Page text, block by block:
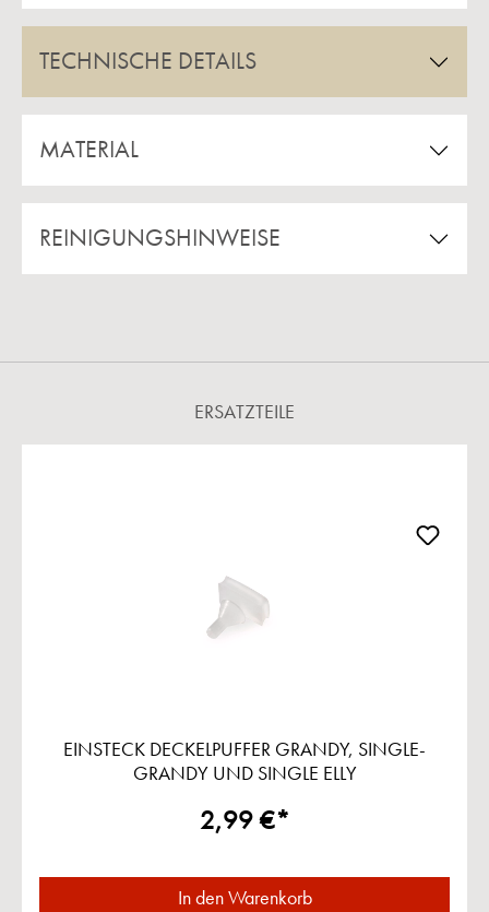
TECHNISCHE DETAILS
MATERIAL
REINIGUNGSHINWEISE
ERSATZTEILE
EINSTECK DECKELPUFFER GRANDY, SINGLE-
GRANDY UND SINGLE ELLY
2,99 €*
In den Warenkorb